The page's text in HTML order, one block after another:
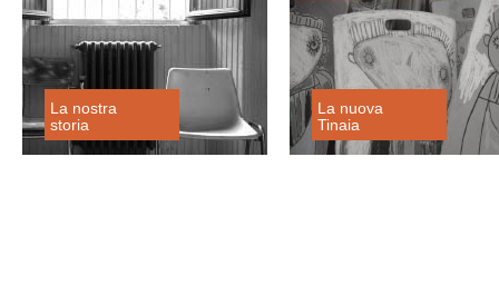
La nostra
storia
La nuova
Tinaia